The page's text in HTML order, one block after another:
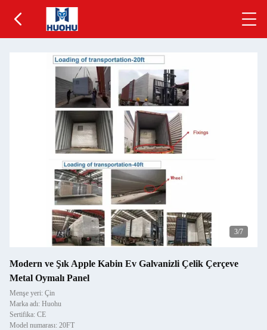
3/7
Modern ve Şık Apple Kabin Ev Galvanizli Çelik Çerçeve
Metal Oymalı Panel
Menşe yeri: Çin
Marka adı: Huohu
Sertifika: CE
Model numarası: 20FT